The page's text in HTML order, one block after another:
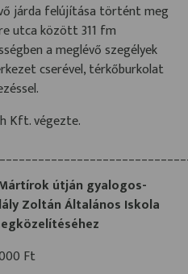
járda felújítása történt meg
utca között 311 fm
a meglévő szegélyek
cserével, térkőburkolat
Kft. végezte.
útján gyalogos-
Zoltán Általános Iskola
Ft